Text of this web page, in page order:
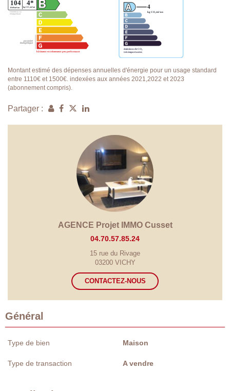
Montant estimé des dépenses annuelles d'énergie pour un usage standard
entre 1110€ et 1500€. indexées aux années 2021,2022 et 2023
(abonnement compris).
Partager :
AGENCE Projet IMMO Cusset
04.70.57.85.24
15 rue du Rivage
03200 VICHY
CONTACTEZ-NOUS
Général
Type de bien Maison
Type de transaction A vendre